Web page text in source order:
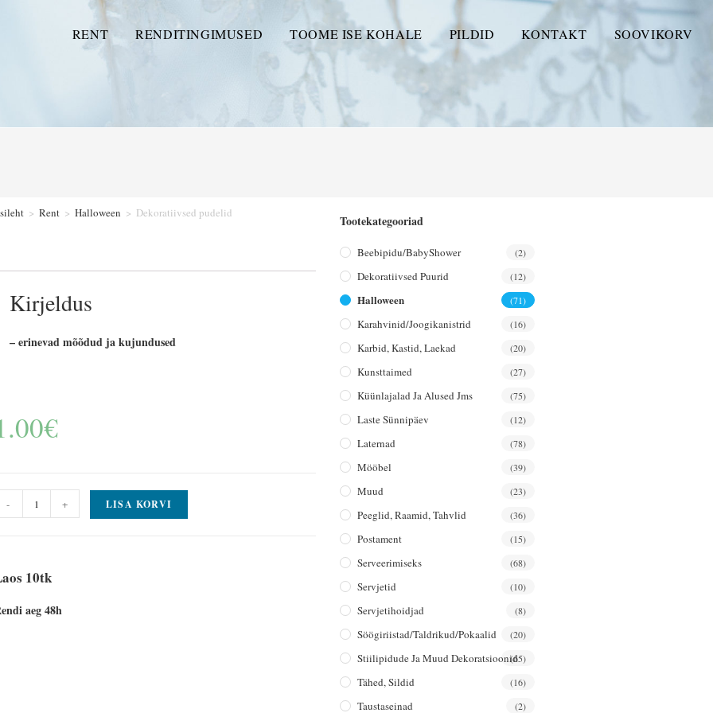
RENT RENDITINGIMUSED TOOME ISE KOHALE PILDID KONTAKT SOOVIKORV
> Rent > Halloween > Dekoratiivsed pudelid
Kirjeldus
– erinevad mõõdud ja kujundused
€
- + LISA KORVI
10tk
aeg 48h
Tootekategooriad
Beebipidu/BabyShower (2)
Dekoratiivsed Puurid (12)
Halloween (71)
Karahvinid/joogikanistrid (16)
Karbid, Kastid, Laekad (20)
Kunsttaimed (27)
Küünlajalad Ja Alused Jms (75)
Laste Sünnipäev (12)
Laternad (78)
Mööbel (39)
Muud (23)
Peeglid, Raamid, Tahvlid (36)
Postament (15)
Serveerimiseks (68)
Servjetid (10)
Servjetihoidjad (8)
Söögiriistad/taldrikud/pokaalid (20)
Stiilipidude Ja Muud Dekoratsioonid(65)
Tähed, Sildid (16)
Taustaseinad (2)